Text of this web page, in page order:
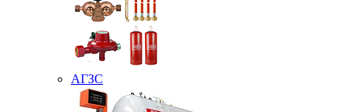
АГЗС